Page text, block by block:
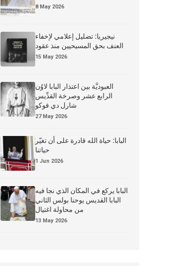
8 May 2026
نيجيريا: تضليل إعلامي لإخفاء
العنف بحق المسيحيين منذ عقود
15 May 2026
العبوديَّة بين اعتذار البابا لاوُن
الرابع عشر وصرخة القدِّيس
شارل دي فوكو
27 May 2026
البابا: حياة الله قادرة على أن تغيّر
حياتنا
1 Jun 2026
البابا يركع في المكان الذي نجا فيه
البابا القديس يوحنا بولس الثاني
من محاولة اغتيال
13 May 2026